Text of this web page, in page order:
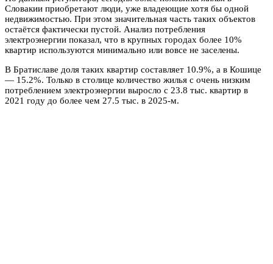
Словакии приобретают люди, уже владеющие хотя бы одной
недвижимостью. При этом значительная часть таких объектов
остаётся фактически пустой. Анализ потребления
электроэнергии показал, что в крупных городах более 10%
квартир используются минимально или вовсе не заселены.
В Братиславе доля таких квартир составляет 10.9%, а в Кошице
— 15.2%. Только в столице количество жилья с очень низким
потреблением электроэнергии выросло с 23.8 тыс. квартир в
2021 году до более чем 27.5 тыс. в 2025-м.